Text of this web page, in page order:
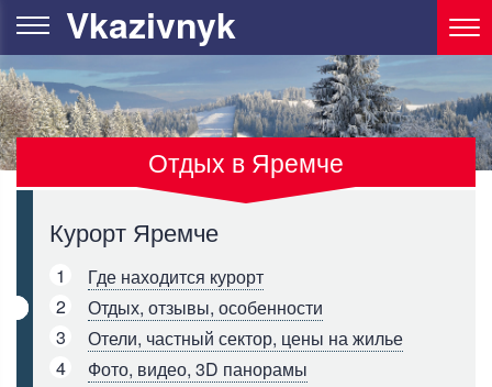
Vkazivnyk
Отдых в Яремче
Курорт Яремче
1
Где находится курорт
2
Отдых, отзывы, особенности
3
Отели, частный сектор, цены на жилье
4
Фото, видео, 3D панорамы